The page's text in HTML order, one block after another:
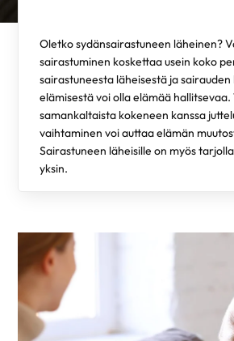
Oletko sydänsairastuneen läheinen?
sairastuminen koskettaa usein koko
sairastuneesta läheisestä ja sairauden
elämisestä voi olla elämää hallitsevaa.
samankaltaista kokeneen kanssa
vaihtaminen voi auttaa elämän
Sairastuneen läheisille on myös
yksin.